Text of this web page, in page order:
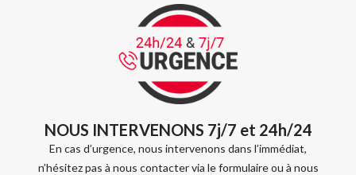
NOUS INTERVENONS 7j/7 et 24h/24
En cas d’urgence, nous intervenons dans l’immédiat,
n’hésitez pas à nous contacter via le formulaire ou à nous